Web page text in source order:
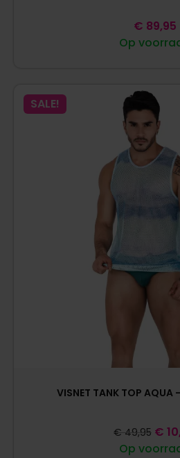
Op
€ 89,95
SALE!
VISNET TANK TOP AQUA
Op
€ 49,95 €